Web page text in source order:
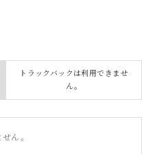
トラックバックは利用できませ
ん。
ん。